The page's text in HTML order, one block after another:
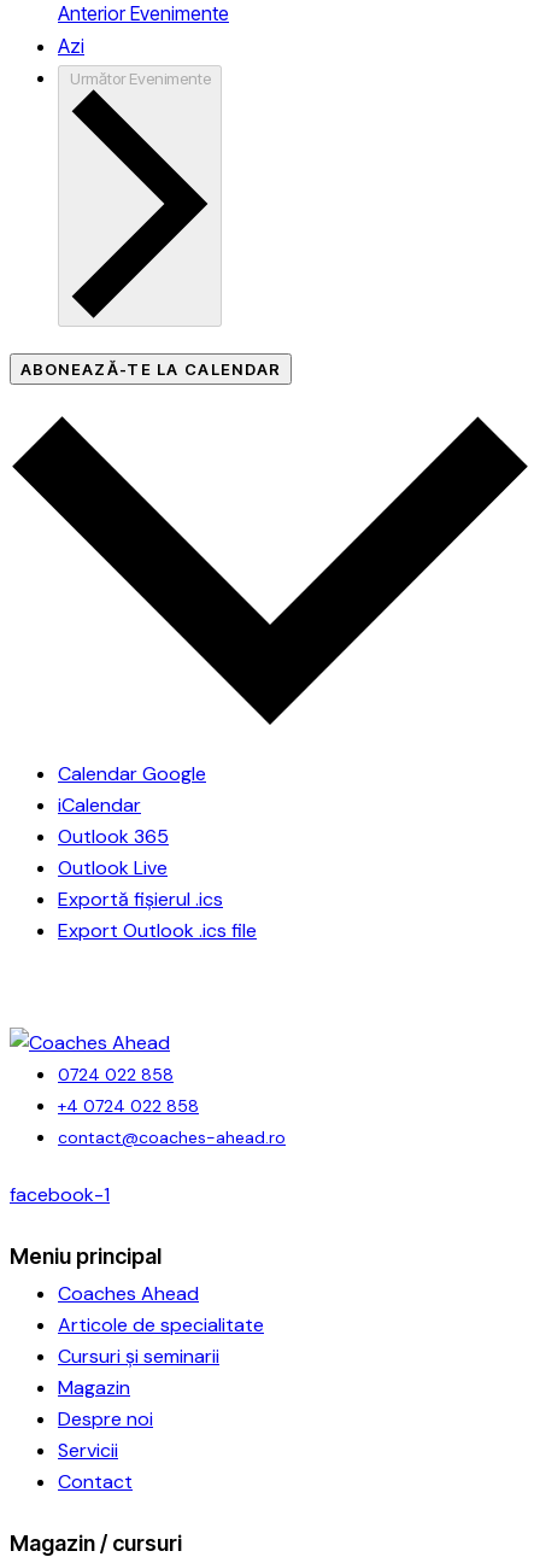
AnteriorEvenimente
Azi
UrmătorEvenimente
ABONEAZĂ-TE LA CALENDAR
Calendar Google
iCalendar
Outlook 365
Outlook Live
Exportă fișierul .ics
Export Outlook .ics file
0724 022 858
+4 0724 022 858
contact@coaches-ahead.ro
facebook-1
Meniu principal
Coaches Ahead
Articole de specialitate
Cursuri și seminarii
Magazin
Despre noi
Servicii
Contact
Magazin / cursuri